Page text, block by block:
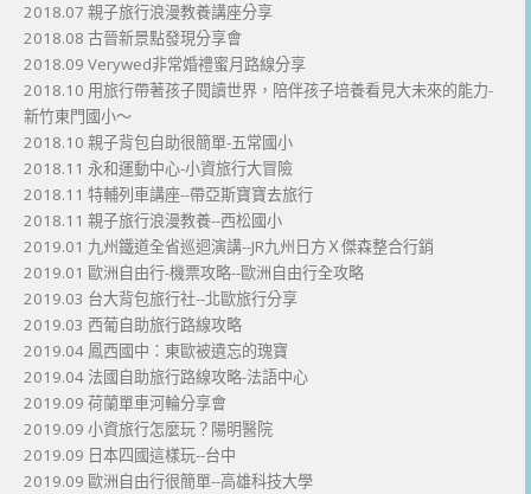
2018.07 親子旅行浪漫教養講座分享
2018.08 古晉新景點發現分享會
2018.09 Verywed非常婚禮蜜月路線分享
2018.10 用旅行帶著孩子閱讀世界，陪伴孩子培養看見大未來的能力-
新竹東門國小～
2018.10 親子背包自助很簡單-五常國小
2018.11 永和運動中心-小資旅行大冒險
2018.11 特輔列車講座--帶亞斯寶寶去旅行
2018.11 親子旅行浪漫教養--西松國小
2019.01 九州鐵道全省巡迴演講--JR九州日方Ｘ傑森整合行銷
2019.01 歐洲自由行-機票攻略--歐洲自由行全攻略
2019.03 台大背包旅行社--北歐旅行分享
2019.03 西葡自助旅行路線攻略
2019.04 鳳西國中：東歐被遺忘的瑰寶
2019.04 法國自助旅行路線攻略-法語中心
2019.09 荷蘭單車河輪分享會
2019.09 小資旅行怎麼玩？陽明醫院
2019.09 日本四國這樣玩--台中
2019.09 歐洲自由行很簡單--高雄科技大學